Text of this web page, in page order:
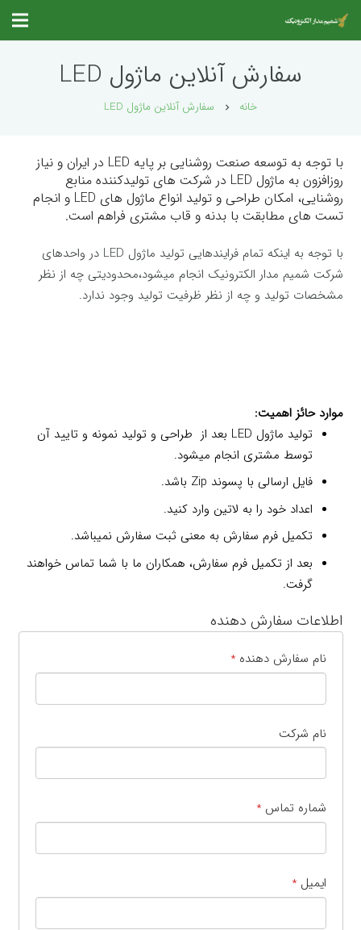
سفارش آنلاین ماژول LED
خانه chevron_right سفارش آنلاین ماژول LED
با توجه به توسعه صنعت روشنایی بر پایه LED در ایران و نیاز
روزافزون به ماژول LED در شرکت های تولیدکننده منابع
روشنایی، امکان طراحی و تولید انواع ماژول های LED و انجام
تست های مطابقت با بدنه و قاب مشتری فراهم است.
با توجه به اینکه تمام فرایندهایی تولید ماژول LED در واحدهای
شرکت شمیم مدار الکترونیک انجام میشود،محدودیتی چه از نظر
مشخصات تولید و چه از نظر ظرفیت تولید وجود ندارد.
موارد حائز اهمیت:
تولید ماژول LED بعد از طراحی و تولید نمونه و تایید آن
توسط مشتری انجام میشود.
فایل ارسالی با پسوند Zip باشد.
اعداد خود را به لاتین وارد کنید.
تکمیل فرم سفارش به معنی ثبت سفارش نمیباشد.
بعد از تکمیل فرم سفارش، همکاران ما با شما تماس خواهند
گرفت.
اطلاعات سفارش دهنده
نام سفارش دهنده *
نام شرکت
شماره تماس *
ایمیل *